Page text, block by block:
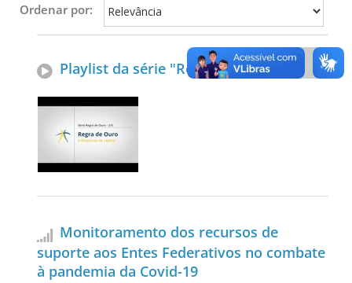
Ordenar por:
Playlist da série "Regra de Ouro"
Monitoramento dos recursos de
suporte aos Entes Federativos no combate
à pandemia da Covid-19